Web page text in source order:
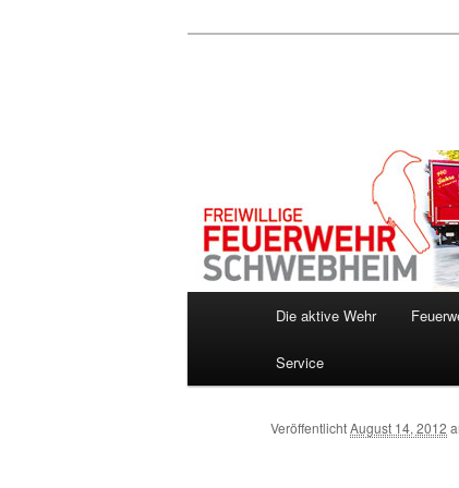
Die aktive Wehr
Service
VeröffentlichtAugust 14, 2012